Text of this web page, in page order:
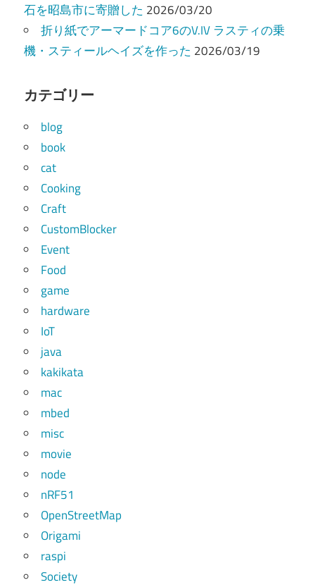
石を昭島市に寄贈した 2026/03/20
折り紙でアーマードコア6のV.IV ラスティの乗
機・スティールヘイズを作った 2026/03/19
カテゴリー
blog
book
cat
Cooking
Craft
CustomBlocker
Event
Food
game
hardware
IoT
java
kakikata
mac
mbed
misc
movie
node
nRF51
OpenStreetMap
Origami
raspi
Society